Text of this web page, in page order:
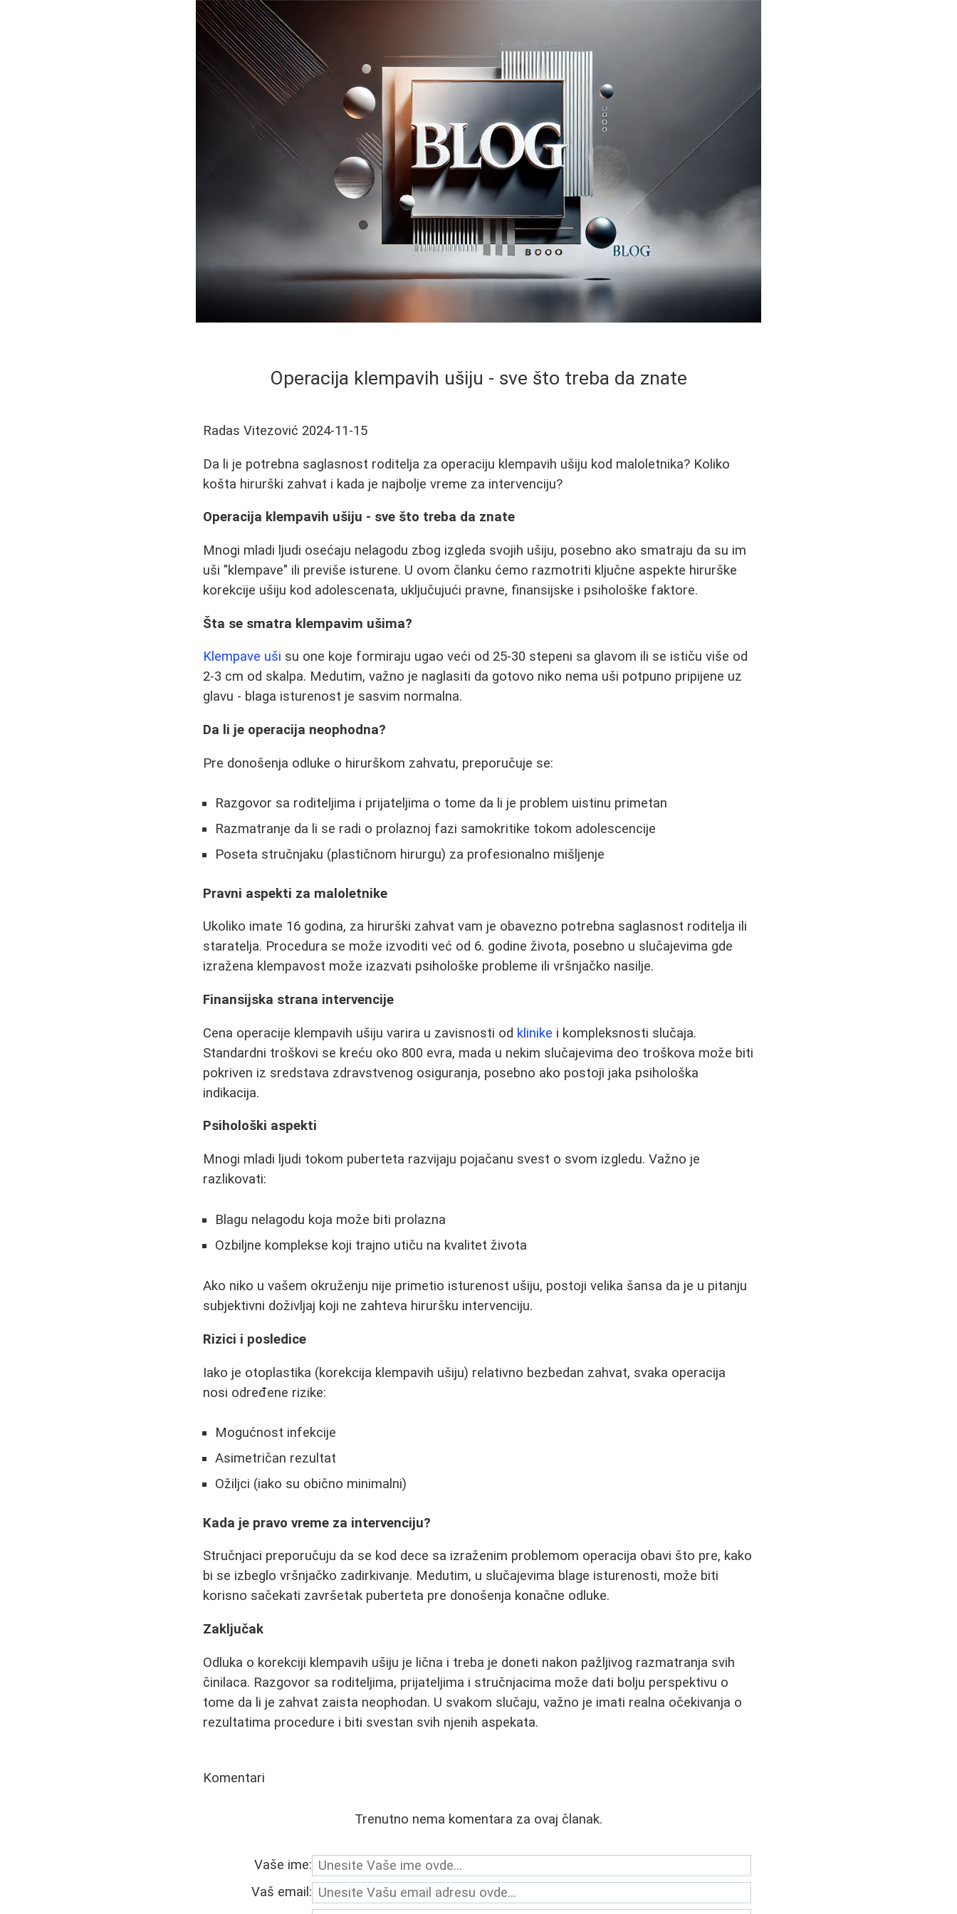
Operacija klempavih ušiju - sve što treba da znate
Radas Vitezović 2024-11-15
Da li je potrebna saglasnost roditelja za operaciju klempavih ušiju kod maloletnika? Koliko
košta hirurški zahvat i kada je najbolje vreme za intervenciju?
Operacija klempavih ušiju - sve što treba da znate
Mnogi mladi ljudi osećaju nelagodu zbog izgleda svojih ušiju, posebno ako smatraju da su im
uši "klempave" ili previše isturene. U ovom članku ćemo razmotriti ključne aspekte hirurške
korekcije ušiju kod adolescenata, uključujući pravne, finansijske i psihološke faktore.
Šta se smatra klempavim ušima?
Klempave uši su one koje formiraju ugao veći od 25-30 stepeni sa glavom ili se ističu više od
2-3 cm od skalpa. Medutim, važno je naglasiti da gotovo niko nema uši potpuno pripijene uz
glavu - blaga isturenost je sasvim normalna.
Da li je operacija neophodna?
Pre donošenja odluke o hirurškom zahvatu, preporučuje se:
Razgovor sa roditeljima i prijateljima o tome da li je problem uistinu primetan
Razmatranje da li se radi o prolaznoj fazi samokritike tokom adolescencije
Poseta stručnjaku (plastičnom hirurgu) za profesionalno mišljenje
Pravni aspekti za maloletnike
Ukoliko imate 16 godina, za hirurški zahvat vam je obavezno potrebna saglasnost roditelja ili
staratelja. Procedura se može izvoditi već od 6. godine života, posebno u slučajevima gde
izražena klempavost može izazvati psihološke probleme ili vršnjačko nasilje.
Finansijska strana intervencije
Cena operacije klempavih ušiju varira u zavisnosti od klinike i kompleksnosti slučaja.
Standardni troškovi se kreću oko 800 evra, mada u nekim slučajevima deo troškova može biti
pokriven iz sredstava zdravstvenog osiguranja, posebno ako postoji jaka psihološka
indikacija.
Psihološki aspekti
Mnogi mladi ljudi tokom puberteta razvijaju pojačanu svest o svom izgledu. Važno je
razlikovati:
Blagu nelagodu koja može biti prolazna
Ozbiljne komplekse koji trajno utiču na kvalitet života
Ako niko u vašem okruženju nije primetio isturenost ušiju, postoji velika šansa da je u pitanju
subjektivni doživljaj koji ne zahteva hiruršku intervenciju.
Rizici i posledice
Iako je otoplastika (korekcija klempavih ušiju) relativno bezbedan zahvat, svaka operacija
nosi određene rizike:
Mogućnost infekcije
Asimetričan rezultat
Ožiljci (iako su obično minimalni)
Kada je pravo vreme za intervenciju?
Stručnjaci preporučuju da se kod dece sa izraženim problemom operacija obavi što pre, kako
bi se izbeglo vršnjačko zadirkivanje. Medutim, u slučajevima blage isturenosti, može biti
korisno sačekati završetak puberteta pre donošenja konačne odluke.
Zaključak
Odluka o korekciji klempavih ušiju je lična i treba je doneti nakon pažljivog razmatranja svih
činilaca. Razgovor sa roditeljima, prijateljima i stručnjacima može dati bolju perspektivu o
tome da li je zahvat zaista neophodan. U svakom slučaju, važno je imati realna očekivanja o
rezultatima procedure i biti svestan svih njenih aspekata.
Komentari
Trenutno nema komentara za ovaj članak.
Vaše ime:
Vaš email: